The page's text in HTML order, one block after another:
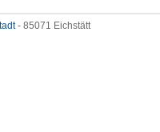
- 85071 Eichstätt